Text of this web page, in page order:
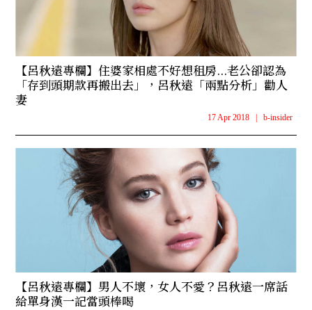
【呂秋遠專欄】住婆家相處不好想租房...老公卻認為
「存到頭期款再搬出去」，呂秋遠「兩點分析」勸人
妻
17 Apr 2018 | b-insider
【呂秋遠專欄】男人不壞，女人不愛？呂秋遠一席話
給單身漢一記當頭棒喝